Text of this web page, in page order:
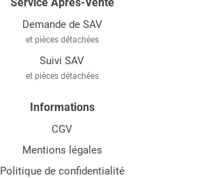
Demande de SAV
et pièces détachées
Suivi SAV
et pièces détachées
Informations
CGV
Mentions légales
Politique de confidentialité